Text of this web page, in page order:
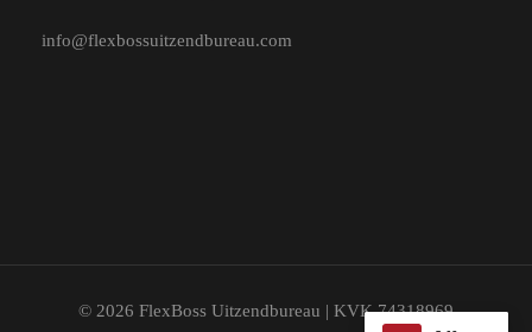
info@flexbossuitzendbureau.com
© 2026 FlexBoss Uitzendbureau | KVK 74318969